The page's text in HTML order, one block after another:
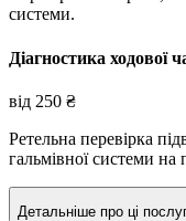
системи.
Діагностика ходової
від 250 ₴
Ретельна перевірка
гальмівної системи на
Детальніше про ці